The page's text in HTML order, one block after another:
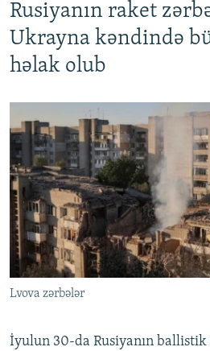
Rusiyanın raket
Ukrayna kəndində
həlak olub
Lvova zərbələr
İyulun 30-da Rusiyanın